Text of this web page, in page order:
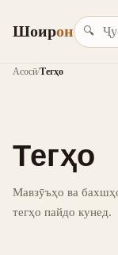
Шоирон 🔍
Асосӣ/Тегҳо
Тегҳо
Мавзӯъҳо ва
тегҳо пайдо кунед.